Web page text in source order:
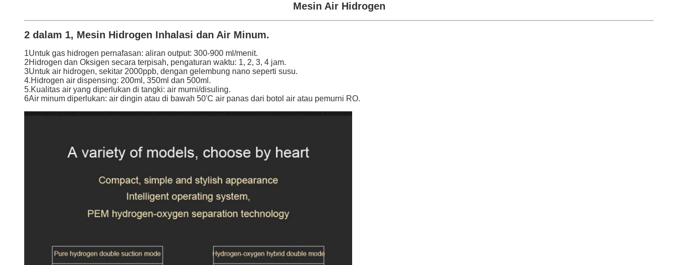
Mesin Air Hidrogen
2 dalam 1, Mesin Hidrogen Inhalasi dan Air Minum.
1Untuk gas hidrogen pernafasan: aliran output: 300-900 ml/menit.
2Hidrogen dan Oksigen secara terpisah, pengaturan waktu: 1, 2, 3, 4 jam.
3Untuk air hidrogen, sekitar 2000ppb, dengan gelembung nano seperti susu.
4.Hidrogen air dispensing: 200ml, 350ml dan 500ml.
5.Kualitas air yang diperlukan di tangki: air murni/disuling.
6Air minum diperlukan: air dingin atau di bawah 50'C air panas dari botol air atau pemurni RO.